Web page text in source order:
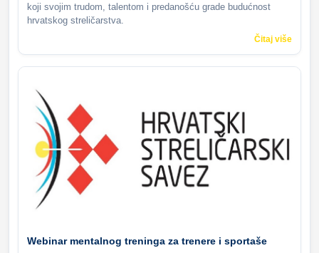
koji svojim trudom, talentom i predanošću grade budućnost
hrvatskog streličarstva.
Čitaj više
Webinar mentalnog treninga za trenere i sportaše